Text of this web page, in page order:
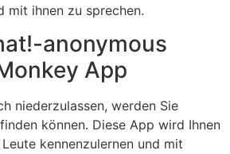
mit ihnen zu sprechen.
anonymous
App
niederzulassen, werden Sie
können. Diese App wird Ihnen
kennenzulernen und mit